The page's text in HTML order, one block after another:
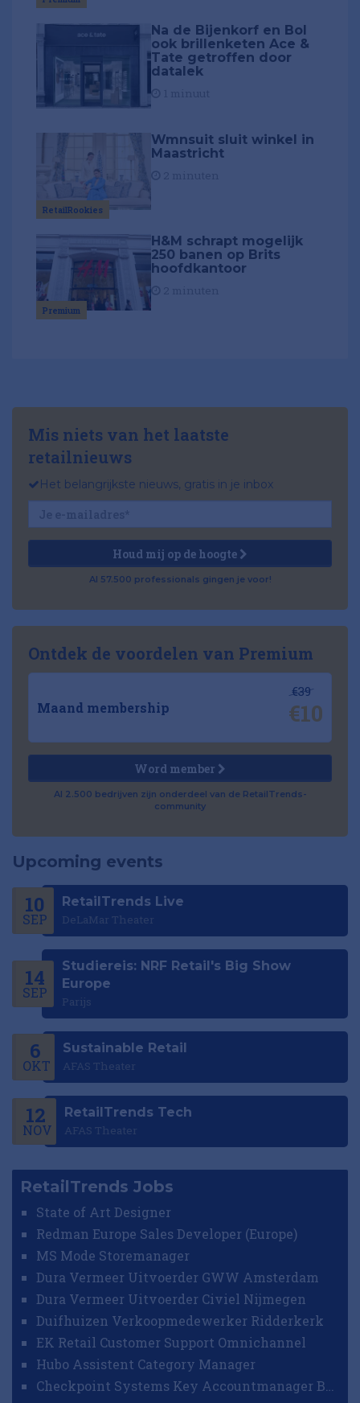
Na de Bijenkorf en Bol
ook brillenketen Ace &
Tate getroffen door
datalek
RetailRookies
Wmnsuit sluit winkel in
Maastricht
Premium
H&M schrapt mogelijk
250 banen op Brits
hoofdkantoor
Mis niets van het laatste
retailnieuws
Het belangrijkste nieuws, gratis in je inbox
Houd mij op de hoogte
Al 57.500 professionals gingen je voor!
Ontdek de voordelen van Premium
Maand membership
€39
€10
Word member
Al 2.500 bedrijven zijn onderdeel van de RetailTrends-
community
Upcoming events
10
SEP
RetailTrends Live
DeLaMar Theater
14
SEP
Studiereis: NRF Retail's Big Show
Europe
Parijs
6
OKT
Sustainable Retail
AFAS Theater
12
NOV
RetailTrends Tech
AFAS Theater
RetailTrends Jobs
State of Art Designer
Redman Europe Sales Developer (Europe)
MS Mode Storemanager
Dura Vermeer Uitvoerder GWW Amsterdam
Dura Vermeer Uitvoerder Civiel Nijmegen
Duifhuizen Verkoopmedewerker Ridderkerk
EK Retail Customer Support Omnichannel
Hubo Assistent Category Manager
Checkpoint Systems Key Accountmanager Benelux